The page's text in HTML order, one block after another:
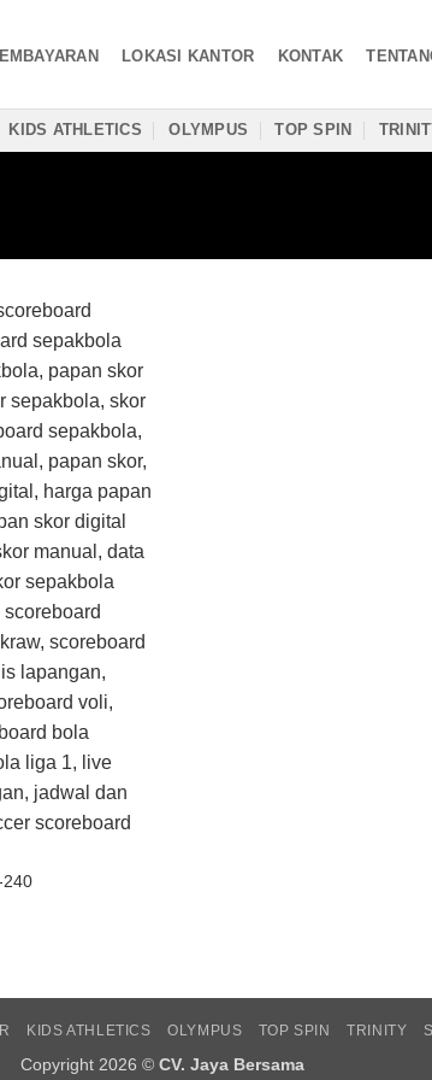
LOKASI KANTOR KONTAK
KIDS ATHLETICS OLYMPUS TOP SPIN
240
KIDS ATHLETICS OLYMPUS TOP SPIN TRINITY
Copyright 2026 © CV. Jaya Bersama